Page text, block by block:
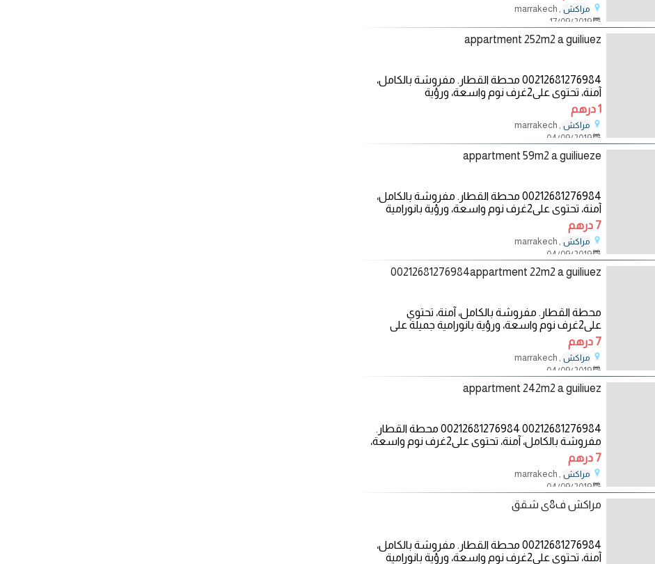
مراكش , marrakech
17/09/2019
appartment 252m2 a guiliuez
00212681276984 محطة القطار. مفروشة بالكامل،
آمنة، تحتوي على2غرف نوم واسعة، ورؤية
بانورامية00212681276984 جميلة
1 درهم
مراكش , marrakech
04/09/2019
appartment 59m2 a guiliueze
00212681276984 محطة القطار. مفروشة بالكامل،
آمنة، تحتوي على2غرف نوم واسعة، ورؤية بانورامية
00212681276984جميلة
7 درهم
مراكش , marrakech
04/09/2019
00212681276984appartment 22m2 a guiliuez
محطة القطار. مفروشة بالكامل، آمنة، تحتوي
على2غرف نوم واسعة، ورؤية بانورامية جميلة على
الجانب
7 درهم
مراكش , marrakech
04/09/2019
appartment 242m2 a guiliuez
00212681276984 00212681276984 محطة القطار.
مفروشة بالكامل، آمنة، تحتوي على2غرف نوم واسعة،
ورؤية بانورامية
7 درهم
مراكش , marrakech
04/09/2019
مراكش ف8ى شقق
00212681276984 محطة القطار. مفروشة بالكامل،
آمنة، تحتوي على2غرف نوم واسعة، ورؤية بانورامية